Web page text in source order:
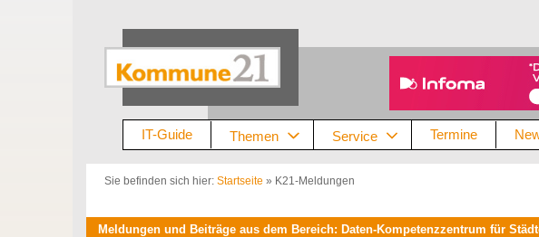
IT-Guide Themen Service Termine
Sie befinden sich hier: Startseite » K21-Meldungen
Meldungen und Beiträge aus dem Bereich: Daten-Kompetenzzentrum für